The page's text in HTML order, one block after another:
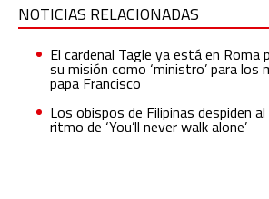
NOTICIAS RELACIONADAS
El cardenal Tagle ya está en Roma
su misión como ‘ministro’ para los
papa Francisco
Los obispos de Filipinas despiden
ritmo de ‘You’ll never walk alone’